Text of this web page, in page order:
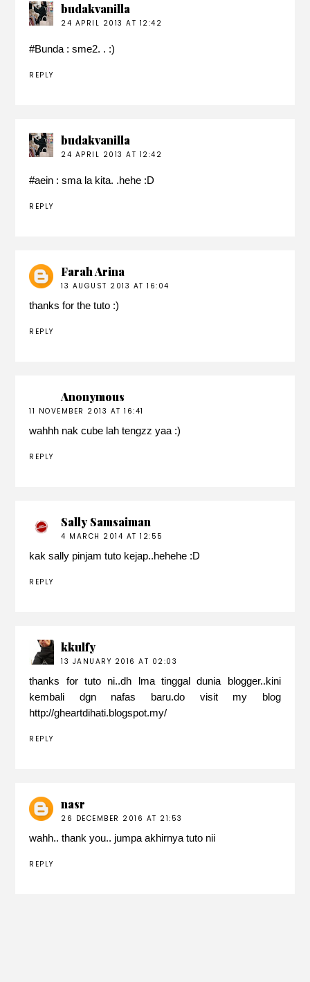
budakvanilla
24 APRIL 2013 AT 12:42
#Bunda : sme2. . :)
REPLY
budakvanilla
24 APRIL 2013 AT 12:42
#aein : sma la kita. .hehe :D
REPLY
Farah Arina
13 AUGUST 2013 AT 16:04
thanks for the tuto :)
REPLY
Anonymous
11 NOVEMBER 2013 AT 16:41
wahhh nak cube lah tengzz yaa :)
REPLY
Sally Samsaiman
4 MARCH 2014 AT 12:55
kak sally pinjam tuto kejap..hehehe :D
REPLY
kkulfy
13 JANUARY 2016 AT 02:03
thanks for tuto ni..dh lma tinggal dunia blogger..kini
kembali dgn nafas baru.do visit my blog
http://gheartdihati.blogspot.my/
REPLY
nasr
26 DECEMBER 2016 AT 21:53
wahh.. thank you.. jumpa akhirnya tuto nii
REPLY